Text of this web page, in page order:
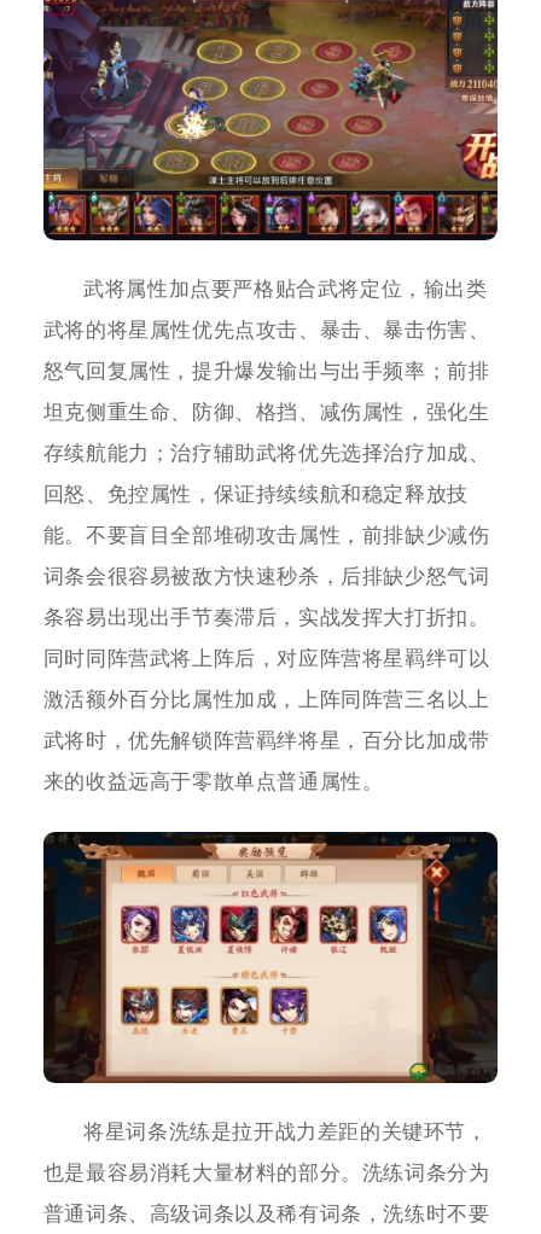
武将属性加点要严格贴合武将定位，输出类
武将的将星属性优先点攻击、暴击、暴击伤害、
怒气回复属性，提升爆发输出与出手频率；前排
坦克侧重生命、防御、格挡、减伤属性，强化生
存续航能力；治疗辅助武将优先选择治疗加成、
回怒、免控属性，保证持续续航和稳定释放技
能。不要盲目全部堆砌攻击属性，前排缺少减伤
词条会很容易被敌方快速秒杀，后排缺少怒气词
条容易出现出手节奏滞后，实战发挥大打折扣。
同时同阵营武将上阵后，对应阵营将星羁绊可以
激活额外百分比属性加成，上阵同阵营三名以上
武将时，优先解锁阵营羁绊将星，百分比加成带
来的收益远高于零散单点普通属性。
将星词条洗练是拉开战力差距的关键环节，
也是最容易消耗大量材料的部分。洗练词条分为
普通词条、高级词条以及稀有词条，洗练时不要